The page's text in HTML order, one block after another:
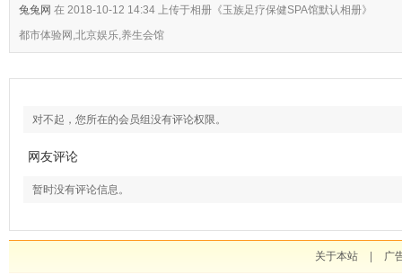
兔兔网 在 2018-10-12 14:34 上传于相册《玉族足疗保健SPA馆默认相册》
都市体验网,北京娱乐,养生会馆
对不起，您所在的会员组没有评论权限。
网友评论
暂时没有评论信息。
关于本站 广